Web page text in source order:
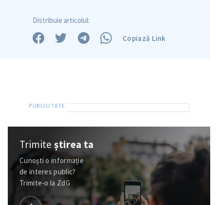
Distribuie articolul:
Copiază Link
Trimiteștirea ta
Cunoști o informație
de interes public?
Trimite-o la ZdG